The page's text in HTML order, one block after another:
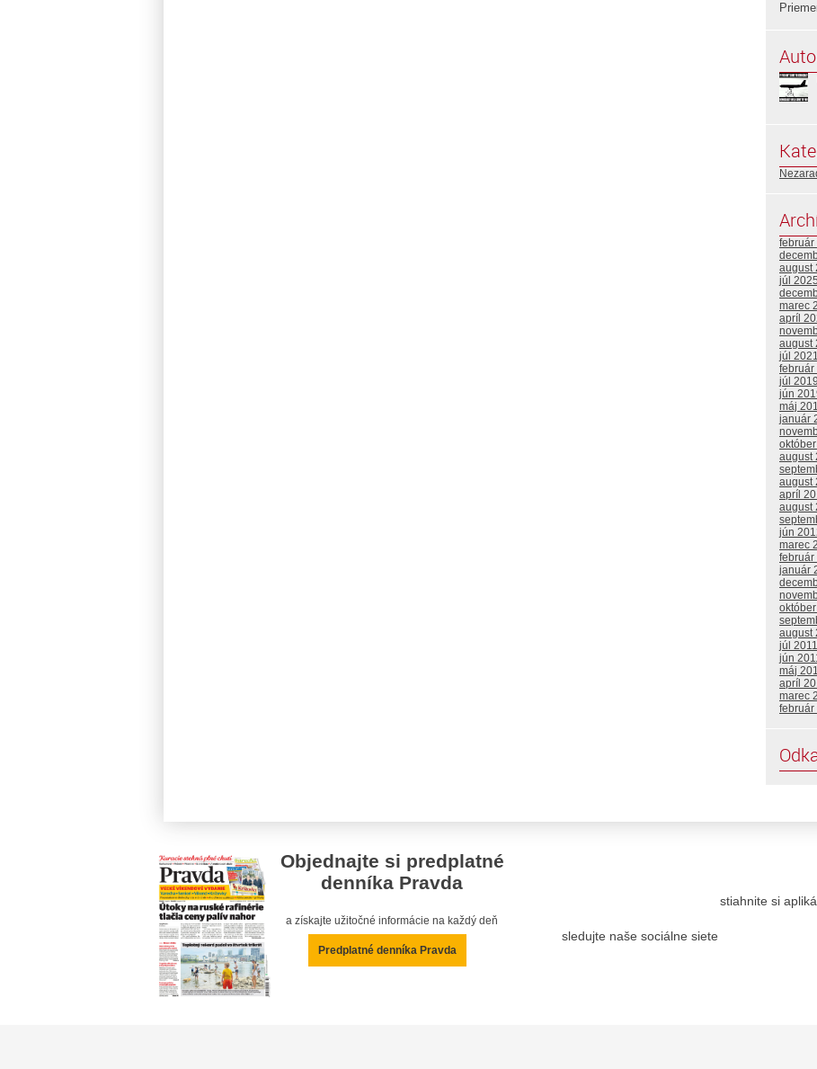
február
august
júl 2025
marec
apríl
august
júl 2021
február
júl 2019
jún
máj
január
august
august
apríl
august
jún
marec
február
január
august
júl 2011
jún
máj
apríl
marec
február
Objednajte si predplatné
denníka Pravda
a získajte užitočné informácie na každý deň
Predplatné denníka Pravda
sledujte naše sociálne siete
stiahnite si